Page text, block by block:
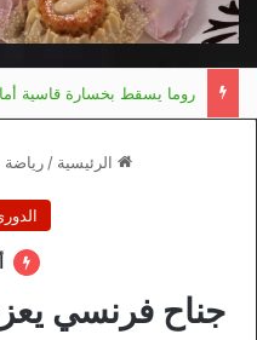
روما يسقط بخسارة قاسية
الرئيسية / رياضة
جناح فرنسي